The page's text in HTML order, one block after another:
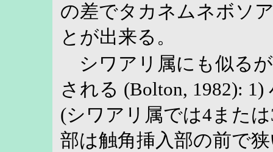
の差でタカネムネボソ
とが出来る。
シワアリ属にも似る
される (Bolton, 1982):
(シワアリ属では4また
部は触角挿入部の前で